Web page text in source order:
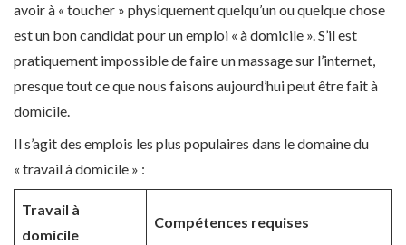
avoir à « toucher » physiquement quelqu’un ou quelque chose
est un bon candidat pour un emploi « à domicile ». S’il est
pratiquement impossible de faire un massage sur l’internet,
presque tout ce que nous faisons aujourd’hui peut être fait à
domicile.
Il s’agit des emplois les plus populaires dans le domaine du
« travail à domicile » :
Travail à
domicile
Compétences requises